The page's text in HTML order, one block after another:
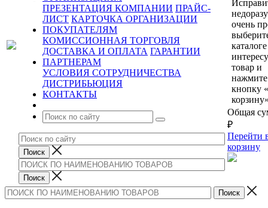
ПРЕЗЕНТАЦИЯ КОМПАНИИ ПРАЙС-
ЛИСТ КАРТОЧКА ОРГАНИЗАЦИИ
ПОКУПАТЕЛЯМ
КОМИССИОННАЯ ТОРГОВЛЯ
ДОСТАВКА И ОПЛАТА ГАРАНТИИ
ПАРТНЕРАМ
УСЛОВИЯ СОТРУДНИЧЕСТВА
ДИСТРИБЬЮЦИЯ
КОНТАКТЫ
очень
каталоге
товар и
нажмите
кнопку
Общая
₽
Перейти
корзину